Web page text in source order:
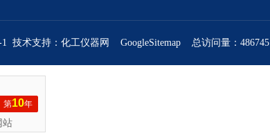
技术支持： 化工仪器网 GoogleSitemap总访问量：486745
第10年
站